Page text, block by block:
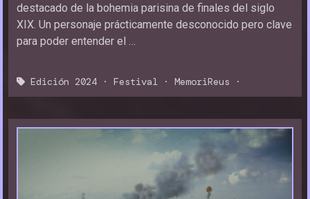
destacado de la bohemia parisina de finales del siglo
XIX. Un personaje prácticamente desconocido pero clave
para poder entender el …
Edición 2024 · Festival · MemoriReus ·